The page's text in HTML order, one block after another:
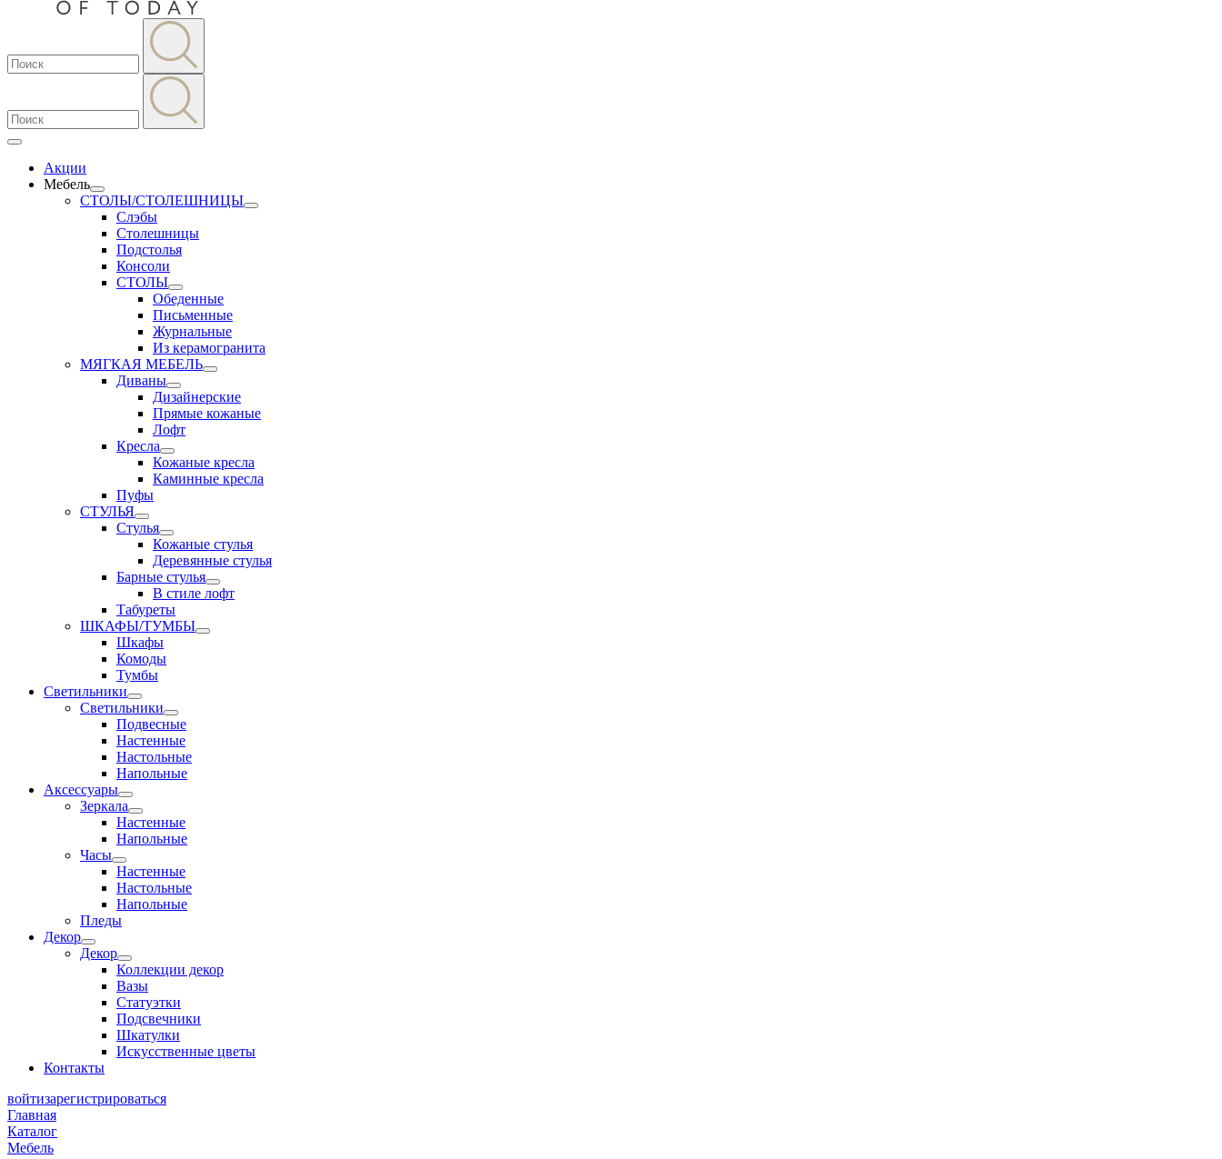
Акции
Мебель
СТОЛЫ/СТОЛЕШНИЦЫ
Слэбы
Столешницы
Подстолья
Консоли
СТОЛЫ
Обеденные
Письменные
Журнальные
Из керамогранита
МЯГКАЯ МЕБЕЛЬ
Диваны
Дизайнерские
Прямые кожаные
Лофт
Кресла
Кожаные кресла
Каминные кресла
Пуфы
СТУЛЬЯ
Стулья
Кожаные стулья
Деревянные стулья
Барные стулья
В стиле лофт
Табуреты
ШКАФЫ/ТУМБЫ
Шкафы
Комоды
Тумбы
Светильники
Светильники
Подвесные
Настенные
Настольные
Напольные
Аксессуары
Зеркала
Настенные
Напольные
Часы
Настенные
Настольные
Напольные
Пледы
Декор
Декор
Коллекции декор
Вазы
Статуэтки
Подсвечники
Шкатулки
Искусственные цветы
Контакты
войтизарегистрироваться
Главная
Каталог
Мебель